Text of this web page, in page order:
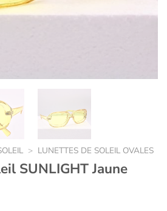
> LUNETTES DE SOLEIL OVALES
SUNLIGHT Jaune